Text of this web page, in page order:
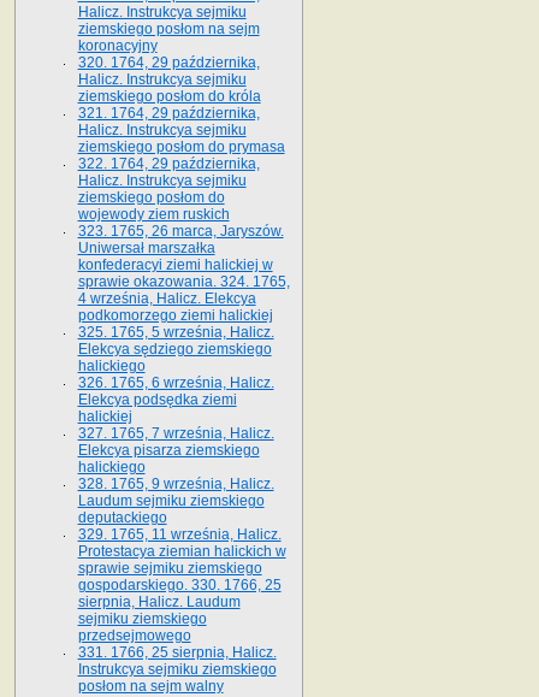
Halicz. Instrukcya sejmiku
ziemskiego posłom na sejm
koronacyjny
320. 1764, 29 października,
Halicz. Instrukcya sejmiku
ziemskiego posłom do króla
321. 1764, 29 października,
Halicz. Instrukcya sejmiku
ziemskiego posłom do prymasa
322. 1764, 29 października,
Halicz. Instrukcya sejmiku
ziemskiego posłom do
wojewody ziem ruskich
323. 1765, 26 marca, Jaryszów.
Uniwersał marszałka
konfederacyi ziemi halickiej w
sprawie okazowania. 324. 1765,
4 września, Halicz. Elekcya
podkomorzego ziemi halickiej
325. 1765, 5 września, Halicz.
Elekcya sędziego ziemskiego
halickiego
326. 1765, 6 września, Halicz.
Elekcya podsędka ziemi
halickiej
327. 1765, 7 września, Halicz.
Elekcya pisarza ziemskiego
halickiego
328. 1765, 9 września, Halicz.
Laudum sejmiku ziemskiego
deputackiego
329. 1765, 11 września, Halicz.
Protestacya ziemian halickich w
sprawie sejmiku ziemskiego
gospodarskiego. 330. 1766, 25
sierpnia, Halicz. Laudum
sejmiku ziemskiego
przedsejmowego
331. 1766, 25 sierpnia, Halicz.
Instrukcya sejmiku ziemskiego
posłom na sejm walny